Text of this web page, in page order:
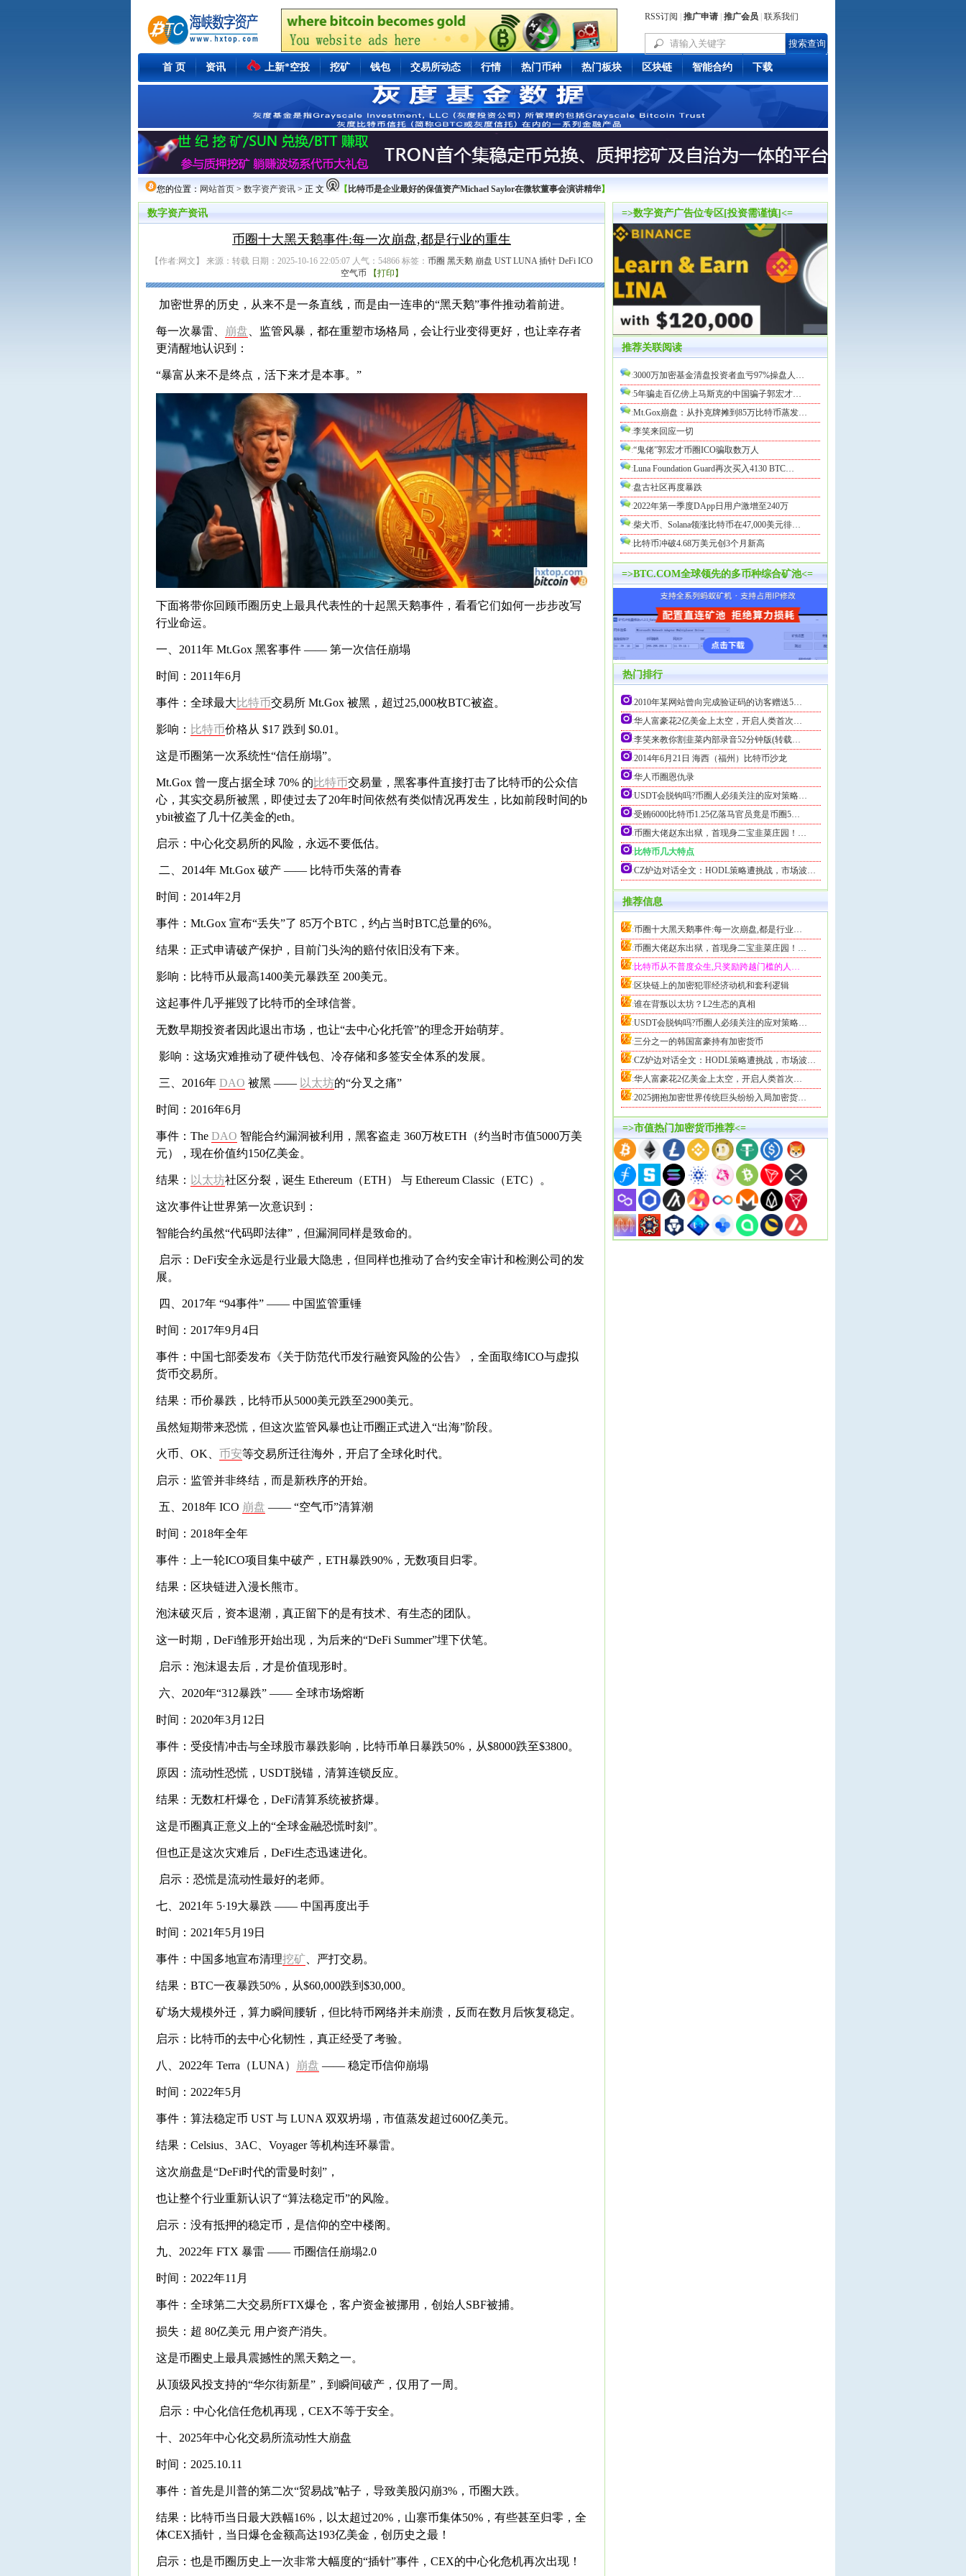
RSS订阅 推广申请 推广会员 联系我们
首 页 资讯 上新*空投 挖矿 钱包 交易所动态 行情 热门币种 热门板块 区块链 智能合约 下载
您的位置： 网站首页 > 数字资产资讯 > 正 文 【 比特币是企业最好的保值资产Michael Saylor在微软董事会演讲精华】
数字资产资讯
币圈十大黑天鹅事件:每一次崩盘,都是行业的重生
【作者:网文】 来源：转载 日期：2025-10-16 22:05:07 人气： 54866 标签： 币圈 黑天鹅 崩盘 UST LUNA 插针 DeFi ICO
空气币
【打印】
加密世界的历史，从来不是一条直线，而是由一连串的“黑天鹅”事件推动着前进。
每一次暴雷、 崩盘 、监管风暴，都在重塑市场格局，会让行业变得更好，也让幸存者
更清醒地认识到：
“暴富从来不是终点，活下来才是本事。”
下面将带你回顾币圈历史上最具代表性的十起黑天鹅事件，看看它们如何一步步改写
行业命运。
一、2011年 Mt.Gox 黑客事件 —— 第一次信任崩塌
时间：2011年6月
事件：全球最大 比特币交易所 Mt.Gox 被黑，超过25,000枚BTC被盗。
影响： 比特币价格从 $17 跌到 $0.01。
这是币圈第一次系统性“信任崩塌”。
Mt.Gox 曾一度占据全球 70% 的 比特币交易量，黑客事件直接打击了比特币的公众信
心，其实交易所被黑，即使过去了20年时间依然有类似情况再发生，比如前段时间的b
ybit被盗了几十亿美金的eth。
启示：中心化交易所的风险，永远不要低估。
二、2014年 Mt.Gox 破产 —— 比特币失落的青春
时间：2014年2月
事件：Mt.Gox 宣布“丢失”了 85万个BTC，约占当时BTC总量的6%。
结果：正式申请破产保护，目前门头沟的赔付依旧没有下来。
影响：比特币从最高1400美元暴跌至 200美元。
这起事件几乎摧毁了比特币的全球信誉。
无数早期投资者因此退出市场，也让“去中心化托管”的理念开始萌芽。
影响：这场灾难推动了硬件钱包、冷存储和多签安全体系的发展。
三、2016年 DAO 被黑 —— 以太坊的“分叉之痛”
时间：2016年6月
事件：The DAO 智能合约漏洞被利用，黑客盗走 360万枚ETH（约当时市值5000万美
元），现在价值约150亿美金。
结果： 以太坊社区分裂，诞生 Ethereum（ETH） 与 Ethereum Classic（ETC）。
这次事件让世界第一次意识到：
智能合约虽然“代码即法律”，但漏洞同样是致命的。
启示：DeFi安全永远是行业最大隐患，但同样也推动了合约安全审计和检测公司的发
展。
四、2017年 “94事件” —— 中国监管重锤
时间：2017年9月4日
事件：中国七部委发布《关于防范代币发行融资风险的公告》，全面取缔ICO与虚拟
货币交易所。
结果：币价暴跌，比特币从5000美元跌至2900美元。
虽然短期带来恐慌，但这次监管风暴也让币圈正式进入“出海”阶段。
火币、OK、 币安等交易所迁往海外，开启了全球化时代。
启示：监管并非终结，而是新秩序的开始。
五、2018年 ICO 崩盘 —— “空气币”清算潮
时间：2018年全年
事件：上一轮ICO项目集中破产，ETH暴跌90%，无数项目归零。
结果：区块链进入漫长熊市。
泡沫破灭后，资本退潮，真正留下的是有技术、有生态的团队。
这一时期，DeFi雏形开始出现，为后来的“DeFi Summer”埋下伏笔。
启示：泡沫退去后，才是价值现形时。
六、2020年“312暴跌” —— 全球市场熔断
时间：2020年3月12日
事件：受疫情冲击与全球股市暴跌影响，比特币单日暴跌50%，从$8000跌至$3800。
原因：流动性恐慌，USDT脱锚，清算连锁反应。
结果：无数杠杆爆仓，DeFi清算系统被挤爆。
这是币圈真正意义上的“全球金融恐慌时刻”。
但也正是这次灾难后，DeFi生态迅速进化。
启示：恐慌是流动性最好的老师。
七、2021年 5·19大暴跌 —— 中国再度出手
时间：2021年5月19日
事件：中国多地宣布清理挖矿 、严打交易。
结果：BTC一夜暴跌50%，从$60,000跌到$30,000。
矿场大规模外迁，算力瞬间腰斩，但比特币网络并未崩溃，反而在数月后恢复稳定。
启示：比特币的去中心化韧性，真正经受了考验。
八、2022年 Terra（LUNA） 崩盘 —— 稳定币信仰崩塌
时间：2022年5月
事件：算法稳定币 UST 与 LUNA 双双坍塌，市值蒸发超过600亿美元。
结果：Celsius、3AC、Voyager 等机构连环暴雷。
这次崩盘是“DeFi时代的雷曼时刻”，
也让整个行业重新认识了“算法稳定币”的风险。
启示：没有抵押的稳定币，是信仰的空中楼阁。
九、2022年 FTX 暴雷 —— 币圈信任崩塌2.0
时间：2022年11月
事件：全球第二大交易所FTX爆仓，客户资金被挪用，创始人SBF被捕。
损失：超 80亿美元 用户资产消失。
这是币圈史上最具震撼性的黑天鹅之一。
从顶级风投支持的“华尔街新星”，到瞬间破产，仅用了一周。
启示：中心化信任危机再现，CEX不等于安全。
十、2025年中心化交易所流动性大崩盘
时间：2025.10.11
事件：首先是川普的第二次“贸易战”帖子，导致美股闪崩3%，币圈大跌。
结果：比特币当日最大跌幅16%，以太超过20%，山寨币集体50%，有些甚至归零，全
体CEX插针，当日爆仓金额高达193亿美金，创历史之最！
启示：也是币圈历史上一次非常大幅度的“插针”事件，CEX的中心化危机再次出现！
=>数字资产广告位专区[投资需谨慎]<=
推荐关联阅读
:3000万加密基金清盘投资者血亏97%操盘人…
:5年骗走百亿傍上马斯克的中国骗子郭宏才…
:Mt.Gox崩盘：从扑克牌摊到85万比特币蒸发…
:李笑来回应一切
:“鬼佬”郭宏才币圈ICO骗取数万人
:Luna Foundation Guard再次买入4130 BTC…
:盘古社区再度暴跌
:2022年第一季度DApp日用户激增至240万
:柴犬币、Solana领涨比特币在47,000美元徘…
: 比特币冲破4.68万美元创3个月新高
=>BTC.COM全球领先的多币种综合矿池<=
热门排行
:2010年某网站曾向完成验证码的访客赠送5…
:华人富豪花2亿美金上太空，开启人类首次…
:李笑来教你割韭菜内部录音52分钟版(转载…
:2014年6月21日 海西（福州）比特币沙龙
:华人币圈恩仇录
:USDT会脱钩吗?币圈人必须关注的应对策略…
:受贿6000比特币1.25亿落马官员竟是币圈5…
:币圈大佬赵东出狱，首现身二宝韭菜庄园！…
: 比特币几大特点
:CZ炉边对话全文：HODL策略遭挑战，市场波…
推荐信息
:币圈十大黑天鹅事件:每一次崩盘,都是行业…
:币圈大佬赵东出狱，首现身二宝韭菜庄园！…
: 比特币从不普度众生,只奖励跨越门槛的人…
: 区块链上的加密犯罪经济动机和套利逻辑
:谁在背叛以太坊？L2生态的真相
:USDT会脱钩吗?币圈人必须关注的应对策略…
:三分之一的韩国富豪持有加密货币
:CZ炉边对话全文：HODL策略遭挑战，市场波…
:华人富豪花2亿美金上太空，开启人类首次…
:2025拥抱加密世界传统巨头纷纷入局加密货…
=>市值热门加密货币推荐<=